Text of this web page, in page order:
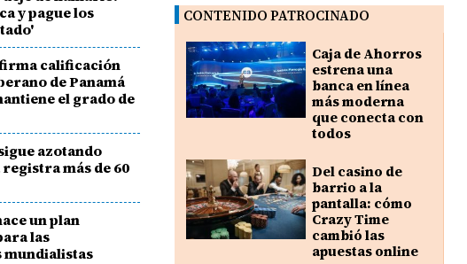
y pague los
calificación
de Panamá
el grado de
azotando
registra más de 60
un plan
las
CONTENIDO PATROCINADO
Caja de Ahorros
estrena una
banca en línea
más moderna
que conecta con
todos
Del casino de
barrio a la
pantalla: cómo
Crazy Time
cambió las
apuestas online